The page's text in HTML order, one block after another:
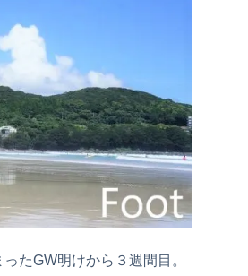
たGW明けから３週間目。